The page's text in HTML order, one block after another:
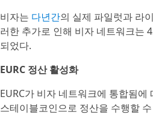
비자는 다년간의 실제 파일럿과 라
러한 추가로 인해 비자 네트워크는
되었다.
EURC 정산 활성화
EURC가 비자 네트워크에 통합됨
스테이블코인으로 정산을 수행할